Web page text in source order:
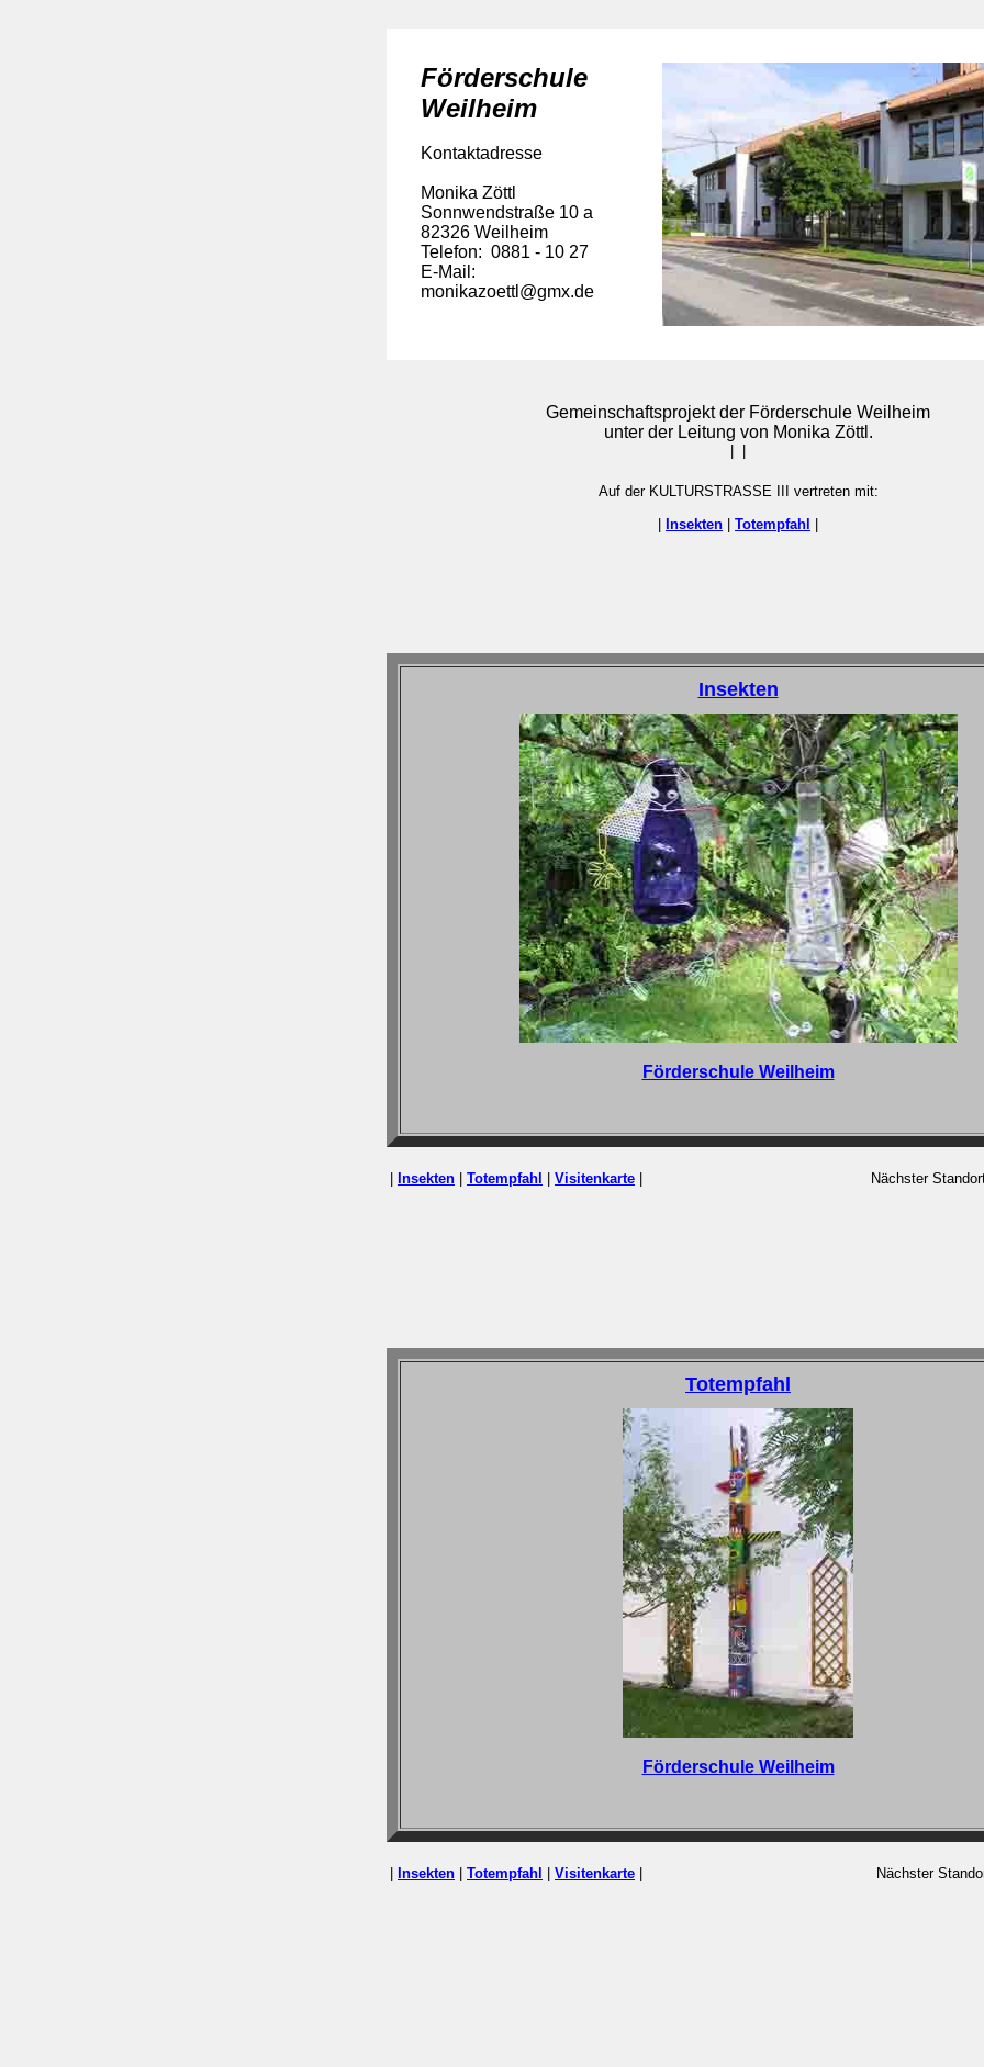
Förderschule
Weilheim
Kontaktadresse
Monika Zöttl
Sonnwendstraße 10 a
82326 Weilheim
Telefon: 0881 - 10 27
E-Mail:
monikazoettl@gmx.de
Gemeinschaftsprojekt der Förderschule Weilheim
unter der Leitung von Monika Zöttl.
Auf der KULTURSTRASSE III vertreten mit:
Insekten Totempfahl
Insekten
Förderschule Weilheim
Insekten Totempfahl Visitenkarte Nächster
Totempfahl
Förderschule Weilheim
Insekten Totempfahl Visitenkarte Nächster